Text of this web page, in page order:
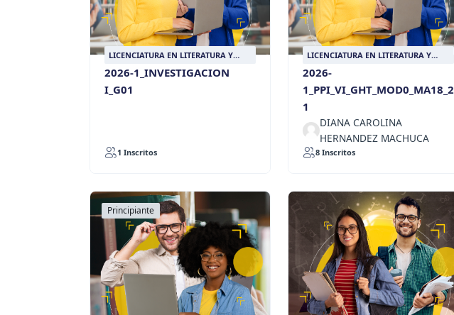
LICENCIATURA EN LITERATURA Y
2026-1_INVESTIGACION
I_G01
1 Inscritos
LICENCIATURA EN LITERATURA Y
2026-
1_PPI_VI_GHT_MOD0_MA18_2
1
DIANA CAROLINA
HERNANDEZ MACHUCA
8 Inscritos
Principiante